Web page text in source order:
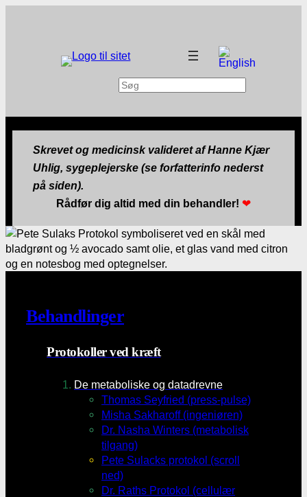
Søg
Skrevet og medicinsk valideret af Hanne Kjær
Uhlig, sygeplejerske (se forfatterinfo nederst
på siden).
Rådfør dig altid med din behandler! ❤
Behandlinger
Protokoller ved kræft
De metaboliske og datadrevne
Thomas Seyfried (press-pulse)
Misha Sakharoff (ingeniøren)
Dr. Nasha Winters (metabolisk
tilgang)
Pete Sulacks protokol (scroll
ned)
Dr. Raths Protokol (cellulær